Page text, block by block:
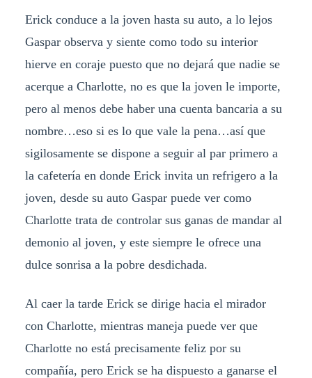
Erick conduce a la joven hasta su auto, a lo lejos
Gaspar observa y siente como todo su interior
hierve en coraje puesto que no dejará que nadie se
acerque a Charlotte, no es que la joven le importe,
pero al menos debe haber una cuenta bancaria a su
nombre…eso si es lo que vale la pena…así que
sigilosamente se dispone a seguir al par primero a
la cafetería en donde Erick invita un refrigero a la
joven, desde su auto Gaspar puede ver como
Charlotte trata de controlar sus ganas de mandar al
demonio al joven, y este siempre le ofrece una
dulce sonrisa a la pobre desdichada.
Al caer la tarde Erick se dirige hacia el mirador
con Charlotte, mientras maneja puede ver que
Charlotte no está precisamente feliz por su
compañía, pero Erick se ha dispuesto a ganarse el